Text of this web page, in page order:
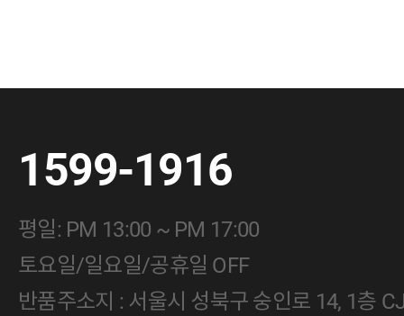
1599-1916
평일: PM 13:00 ~ PM 17:00
토요일/일요일/공휴일 OFF
반품주소지 : 서울시 성북구 숭인로 14, 1층